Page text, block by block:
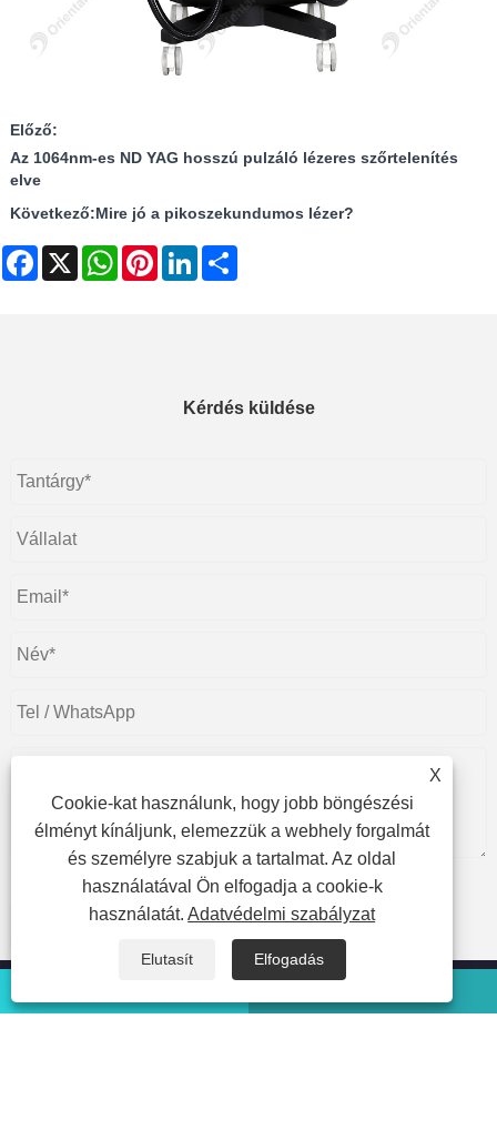
Előző:
Az 1064nm-es ND YAG hosszú pulzáló lézeres szőrtelenítés
elve
Következő:Mire jó a pikoszekundumos lézer?
Facebook
X WhatsAppPinterestLinkedIn
Kérdés küldése
Beküldés
X
Cookie-kat használunk, hogy jobb böngészési
élményt kínáljunk, elemezzük a webhely forgalmát
és személyre szabjuk a tartalmat. Az oldal
használatával Ön elfogadja a cookie-k
használatát.Adatvédelmi szabályzat
Elutasít
Elfogadás